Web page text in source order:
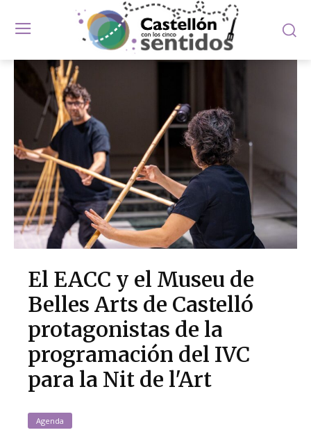
El EACC y el Museu de
Belles Arts de Castelló
protagonistas de la
programación del IVC
para la Nit de l'Art
Agenda